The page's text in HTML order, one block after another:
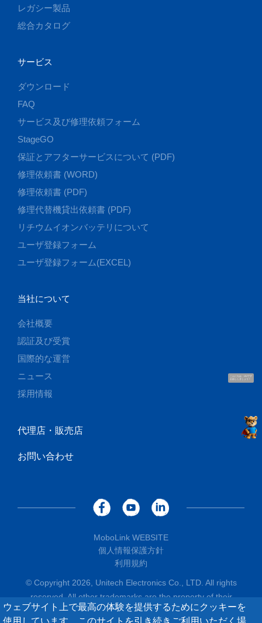
こんにちは、UUです
お話ししましょう！
ウェブサイト上で最高の体験を提供するためにクッキーを
使用しています。このサイトを引き続きご利用いただく場
レガシー製品
総合カタログ
サービス
ダウンロード
FAQ
サービス及び修理依頼フォーム
StageGO
保証とアフターサービスについて (PDF)
修理依頼書 (WORD)
修理依頼書 (PDF)
修理代替機貸出依頼書 (PDF)
リチウムイオンバッテリについて
ユーザ登録フォーム
ユーザ登録フォーム(EXCEL)
当社について
会社概要
認証及び受賞
国際的な運営
ニュース
採用情報
代理店・販売店
お問い合わせ
MoboLink WEBSITE
個人情報保護方針
利用規約
© Copyright 2026, Unitech Electronics Co., LTD. All rights
reserved. All other trademarks are the property of their
respective owners.